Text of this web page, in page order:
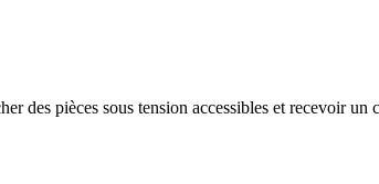
des pièces sous tension accessibles et recevoir un